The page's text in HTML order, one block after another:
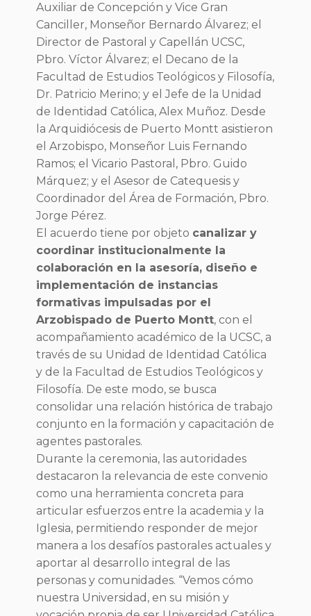
Auxiliar de Concepción y Vice Gran
Canciller, Monseñor Bernardo Álvarez; el
Director de Pastoral y Capellán UCSC,
Pbro. Víctor Álvarez; el Decano de la
Facultad de Estudios Teológicos y Filosofía,
Dr. Patricio Merino; y el Jefe de la Unidad
de Identidad Católica, Alex Muñoz. Desde
la Arquidiócesis de Puerto Montt asistieron
el Arzobispo, Monseñor Luis Fernando
Ramos; el Vicario Pastoral, Pbro. Guido
Márquez; y el Asesor de Catequesis y
Coordinador del Área de Formación, Pbro.
Jorge Pérez.
El acuerdo tiene por objeto canalizar y
coordinar institucionalmente la
colaboración en la asesoría, diseño e
implementación de instancias
formativas impulsadas por el
Arzobispado de Puerto Montt, con el
acompañamiento académico de la UCSC, a
través de su Unidad de Identidad Católica
y de la Facultad de Estudios Teológicos y
Filosofía. De este modo, se busca
consolidar una relación histórica de trabajo
conjunto en la formación y capacitación de
agentes pastorales.
Durante la ceremonia, las autoridades
destacaron la relevancia de este convenio
como una herramienta concreta para
articular esfuerzos entre la academia y la
Iglesia, permitiendo responder de mejor
manera a los desafíos pastorales actuales y
aportar al desarrollo integral de las
personas y comunidades. “Vemos cómo
nuestra Universidad, en su misión y